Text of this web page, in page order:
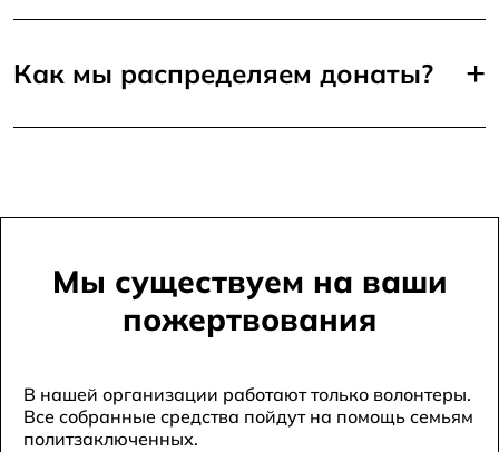
Как мы распределяем донаты? +
Мы существуем на ваши
пожертвования
В нашей организации работают только волонтеры.
Все собранные средства пойдут на помощь семьям
политзаключенных.